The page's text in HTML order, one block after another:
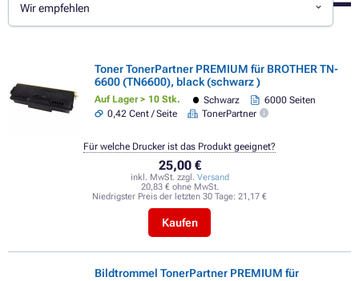
Wir empfehlen
Toner TonerPartner PREMIUM für BROTHER TN-
6600 (TN6600), black (schwarz )
Auf Lager > 10 Stk. Schwarz
6000 Seiten
0,42 Cent / Seite
TonerPartner
25,00 €
inkl. MwSt. zzgl. Versand
20,83 € ohne MwSt.
Niedrigster Preis der letzten 30 Tage: 21,17 €
Kaufen
Für welche Drucker ist das Produkt geeignet?
Bildtrommel TonerPartner PREMIUM für